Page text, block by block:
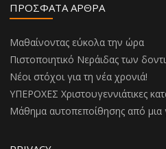
ΠΡΌΣΦΑΤΑ ΆΡΘΡΑ
Μαθαίνοντας εύκολα την ώρα
Πιστοποιητικό Νεράιδας των
Νέοι στόχοι για τη νέα χρονιά!
ΥΠΕΡΟΧΕΣ Χριστουγεννιάτικες
Μάθημα αυτοπεποίθησης από μια